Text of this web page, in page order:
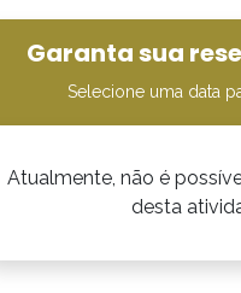
Garanta sua
Selecione uma data
Atualmente, não é
desta